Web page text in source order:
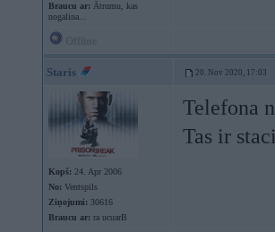
Braucu ar: Ātrumu, kas
nogalina...
Staris 20. Nov 2020, 17:03
Kopš: 24. Apr 2006
No: Ventspils
Ziņojumi: 30616
Braucu ar: ra ucuarB
Telefona
Tas ir